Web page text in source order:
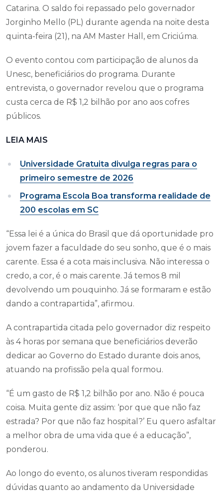
Catarina. O saldo foi repassado pelo governador
Jorginho Mello (PL) durante agenda na noite desta
quinta-feira (21), na AM Master Hall, em Criciúma.
O evento contou com participação de alunos da
Unesc, beneficiários do programa. Durante
entrevista, o governador revelou que o programa
custa cerca de R$ 1,2 bilhão por ano aos cofres
públicos.
LEIA MAIS
Universidade Gratuita divulga regras para o
primeiro semestre de 2026
Programa Escola Boa transforma realidade de
200 escolas em SC
“Essa lei é a única do Brasil que dá oportunidade pro
jovem fazer a faculdade do seu sonho, que é o mais
carente. Essa é a cota mais inclusiva. Não interessa o
credo, a cor, é o mais carente. Já temos 8 mil
devolvendo um pouquinho. Já se formaram e estão
dando a contrapartida”, afirmou.
A contrapartida citada pelo governador diz respeito
às 4 horas por semana que beneficiários deverão
dedicar ao Governo do Estado durante dois anos,
atuando na profissão pela qual formou.
“É um gasto de R$ 1,2 bilhão por ano. Não é pouca
coisa. Muita gente diz assim: ‘por que que não faz
estrada? Por que não faz hospital?’ Eu quero asfaltar
a melhor obra de uma vida que é a educação”,
ponderou.
Ao longo do evento, os alunos tiveram respondidas
dúvidas quanto ao andamento da Universidade